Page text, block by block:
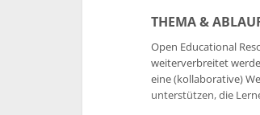
THEMA &
Open Educational
weiterverbreitet
eine (kollaborative)
unterstützen, die